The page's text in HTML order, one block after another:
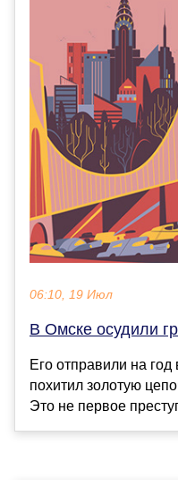
06:10, 19 Июл
В Омске осудили
Его отправили на год
похитил золотую
Это не первое